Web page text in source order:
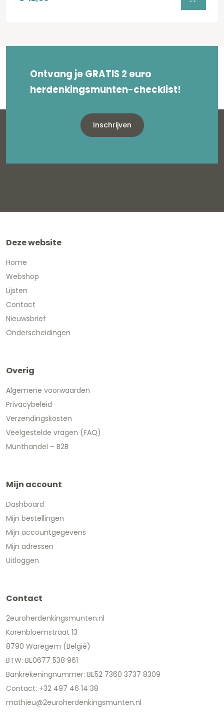
Ontvang je GRATIS 2 euro
herdenkingsmunten-checklist!
Inschrijven
Deze website
Home
Webshop
Lijsten
Contact
Nieuwsbrief
Onderscheidingen
Overig
Algemene voorwaarden
Privacybeleid
Verzendingskosten
Veelgestelde vragen (FAQ)
Munthandel – B2B
Mijn account
Dashboard
Mijn bestellingen
Mijn accountgegevens
Mijn adressen
Uitloggen
Contact
2euroherdenkingsmunten.nl
Korenbloemstraat 13
8790 Waregem (België)
BTW: BE0677 538 961
Bankrekeningnummer: BE52 7360 3737 8309
Contact: +32 497 46 14 38
mathieu@2euroherdenkingsmunten.nl